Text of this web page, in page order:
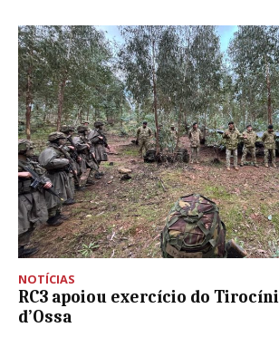
NOTÍCIAS
RC3 apoiou exercício do
d’Ossa